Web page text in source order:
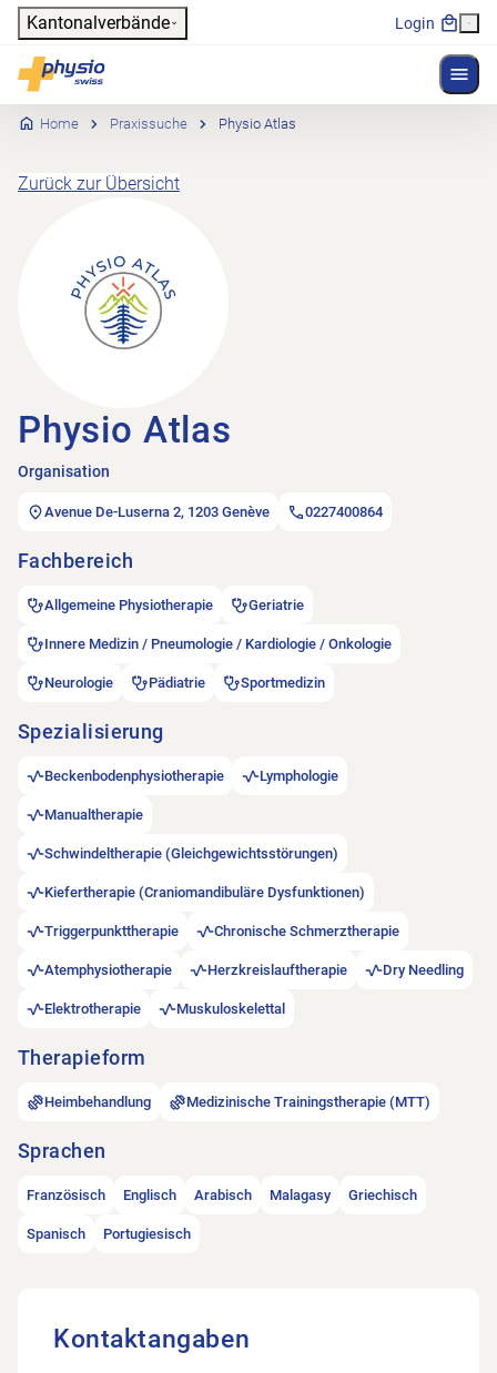
Header
Kantonalverbände Login
Physioswiss
Hauptnavigation
Home Praxissuche Physio Atlas
Zurück zur Übersicht
Physio Atlas
Organisation
Avenue De-Luserna 2, 1203 Genève 0227400864
Fachbereich
Allgemeine Physiotherapie Geriatrie
Innere Medizin / Pneumologie / Kardiologie / Onkologie
Neurologie Pädiatrie Sportmedizin
Spezialisierung
Beckenbodenphysiotherapie Lymphologie
Manualtherapie
Schwindeltherapie (Gleichgewichtsstörungen)
Kiefertherapie (Craniomandibuläre Dysfunktionen)
Triggerpunkttherapie Chronische Schmerztherapie
Atemphysiotherapie Herzkreislauftherapie Dry Needling
Elektrotherapie Muskuloskelettal
Therapieform
Heimbehandlung Medizinische Trainingstherapie (MTT)
Sprachen
Französisch Englisch Arabisch Malagasy Griechisch
Spanisch Portugiesisch
Kontaktangaben